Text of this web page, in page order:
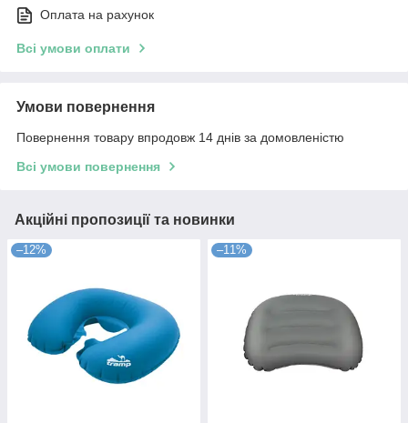
Оплата на рахунок
Всі умови оплати
Умови повернення
Повернення товару впродовж 14 днів за домовленістю
Всі умови повернення
Акційні пропозиції та новинки
–12% –11%